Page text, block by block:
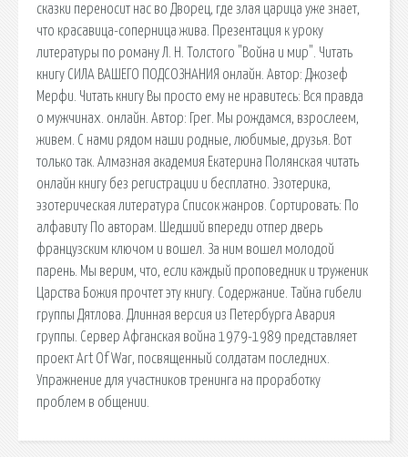
сказки переносит нас во Дворец, где злая царица уже знает,
что красавица-соперница жива. Презентация к уроку
литературы по роману Л. Н. Толстого "Война и мир". Читать
книгу СИЛА ВАШЕГО ПОДСОЗНАНИЯ онлайн. Автор: Джозеф
Мерфи. Читать книгу Вы просто ему не нравитесь: Вся правда
о мужчинах. онлайн. Автор: Грег. Мы рождамся, взрослеем,
живем. С нами рядом наши родные, любимые, друзья. Вот
только так. Алмазная академия Екатерина Полянская читать
онлайн книгу без регистрации и бесплатно. Эзотерика,
эзотерическая литература Список жанров. Сортировать: По
алфавиту По авторам. Шедший впереди отпер дверь
французским ключом и вошел. За ним вошел молодой
парень. Мы верим, что, если каждый проповедник и труженик
Царства Божия прочтет эту книгу. Содержание. Тайна гибели
группы Дятлова. Длинная версия из Петербурга Авария
группы. Сервер Афганская война 1979-1989 представляет
проект Art Of War, посвященный солдатам последних.
Упражнение для участников тренинга на проработку
проблем в общении.